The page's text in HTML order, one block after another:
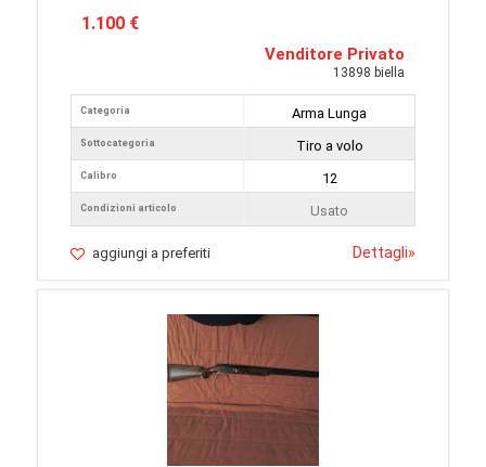
1.100 €
Venditore Privato
13898 biella
Categoria
Sottocategoria
Calibro
Condizioni articolo
Arma Lunga
Tiro a volo
12
Usato
aggiungi a preferiti Dettagli»